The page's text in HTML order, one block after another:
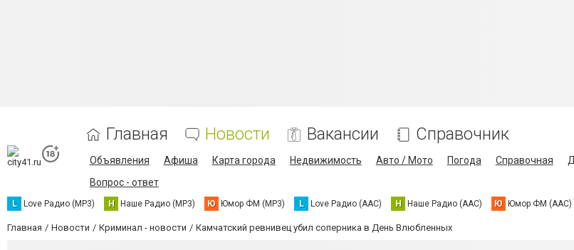
Главная Новости Вакансии Справочник
Объявления Афиша Карта города Недвижимость Авто / Мото Погода Справочная
Вопрос - ответ
L Love Радио (MP3) Н Наше Радио (MP3) Ю Юмор ФМ (MP3) L Love Радио (AAC) Н Наше Радио (AAC) Ю Юмор ФМ (AAC)
Главная Новости Криминал - новости Камчатский ревнивец убил соперника в День Влюбленных